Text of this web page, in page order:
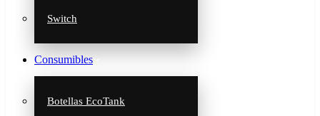
Switch
Consumibles
Botellas EcoTank